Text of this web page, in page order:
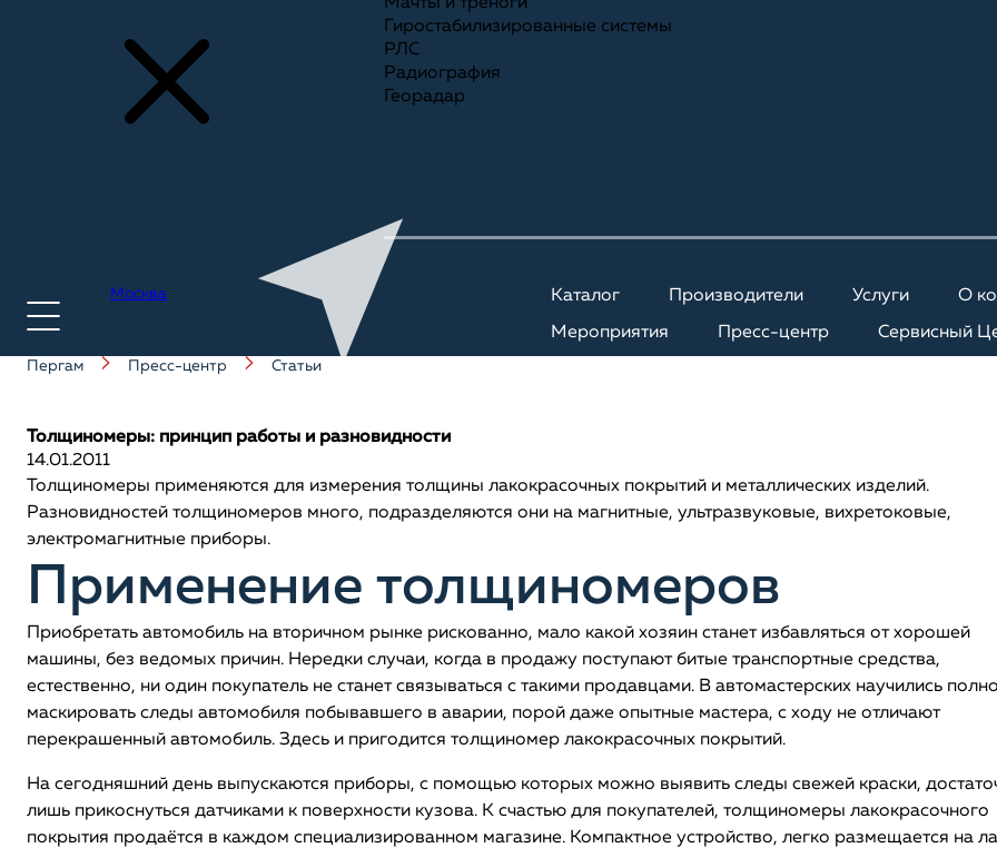
Москва Каталог Производители Услуги О
Мероприятия Пресс-центр Сервисный
Гиростабилизированные системы
РЛС
Радиография
Георадар
Пергам Пресс-центр Статьи
Толщиномеры: принцип работы и разновидности
14.01.2011
Толщиномеры применяются для измерения толщины лакокрасочных покрытий и металлических изделий.
Разновидностей толщиномеров много, подразделяются они на магнитные, ультразвуковые, вихретоковые,
электромагнитные приборы.
Применение толщиномеров
Приобретать автомобиль на вторичном рынке рискованно, мало какой хозяин станет избавляться от хорошей
машины, без ведомых причин. Нередки случаи, когда в продажу поступают битые транспортные средства,
естественно, ни один покупатель не станет связываться с такими продавцами. В автомастерских научились
маскировать следы автомобиля побывавшего в аварии, порой даже опытные мастера, с ходу не отличают
перекрашенный автомобиль. Здесь и пригодится толщиномер лакокрасочных покрытий.
На сегодняшний день выпускаются приборы, с помощью которых можно выявить следы свежей краски,
лишь прикоснуться датчиками к поверхности кузова. К счастью для покупателей, толщиномеры лакокрасочного
покрытия продаётся в каждом специализированном магазине. Компактное устройство, легко размещается на